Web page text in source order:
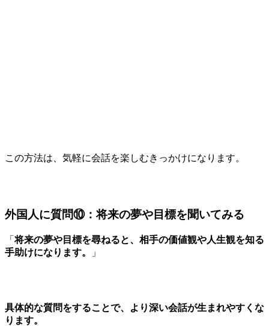
この方法は、気軽に会話を楽しむきっかけになります。
外国人に質問⑩：将来の夢や目標を聞いてみる
「将来の夢や目標を尋ねると、相手の価値観や人生観を知る
手助けになります。
」
具体的な質問をすることで、より深い会話が生まれやすくな
ります。